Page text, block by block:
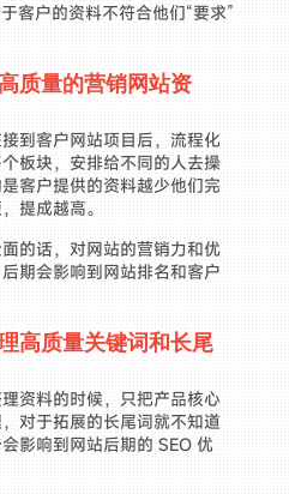
客户的资料不符合他们“要求”
质量的营销网站资
到客户网站项目后，流程化
板块，安排给不同的人去操
客户提供的资料越少他们完
提成越高。
的话，对网站的营销力和优
期会影响到网站排名和客户
高质量关键词和长尾
资料的时候，只把产品核心
对于拓展的长尾词就不知道
影响到网站后期的 SEO 优